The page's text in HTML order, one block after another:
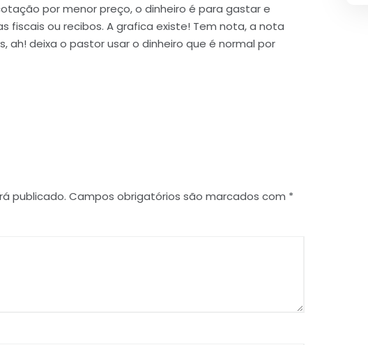
por menor preço, o dinheiro é para gastar e
fiscais ou recibos. A grafica existe! Tem nota, a nota
ah! deixa o pastor usar o dinheiro que é normal por
publicado. Campos obrigatórios são marcados com *